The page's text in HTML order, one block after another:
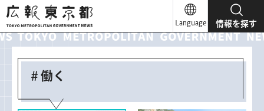
広報東京都
Language 情報を探す
＃働く